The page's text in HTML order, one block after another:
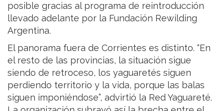
posible gracias al programa de reintroducción
llevado adelante por la Fundación Rewilding
Argentina.
El panorama fuera de Corrientes es distinto. “En
el resto de las provincias, la situación sigue
siendo de retroceso, los yaguaretés siguen
perdiendo territorio y la vida, porque las balas
siguen imponiéndose”, advirtió la Red Yaguareté.